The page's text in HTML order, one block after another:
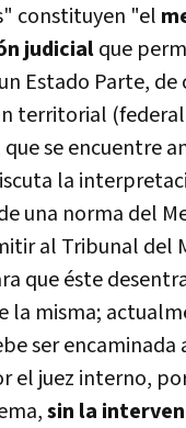
constituyen "el
judicialque
Estado Parte, de
territorial
se encuentre
la
una norma del
al Tribunal del
que éste
la misma;
ser encaminada
el juez interno,
sin la